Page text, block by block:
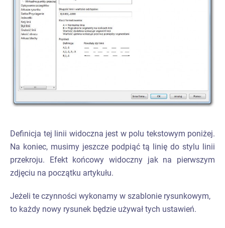
Definicja tej linii widoczna jest w polu tekstowym poniżej.
Na koniec, musimy jeszcze podpiąć tą linię do stylu linii
przekroju. Efekt końcowy widoczny jak na pierwszym
zdjęciu na początku artykułu.
Jeżeli te czynności wykonamy w szablonie rysunkowym,
to każdy nowy rysunek będzie używał tych ustawień.